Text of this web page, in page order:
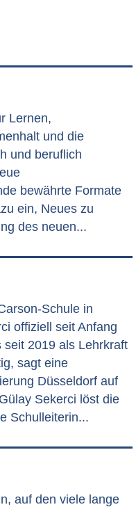
Lernen,
und die
und beruflich
bewährte Formate
ein, Neues zu
des neuen...
Schule in
offiziell seit Anfang
2019 als Lehrkraft
sagt eine
Düsseldorf auf
Sekerci löst die
Schulleiterin...
auf den viele lange